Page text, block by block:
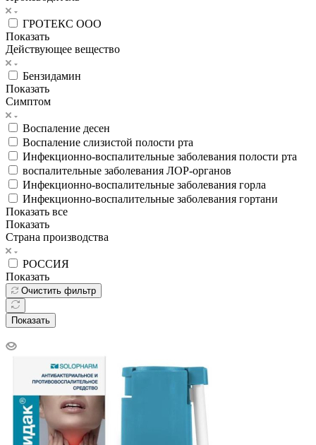
ГРОТЕКС ООО
Показать
Действующее вещество
Бензидамин
Показать
Симптом
Воспаление десен
Воспаление слизистой полости рта
Инфекционно-воспалительные заболевания полости рта
воспалительные заболевания ЛОР-органов
Инфекционно-воспалительные заболевания горла
Инфекционно-воспалительные заболевания гортани
Показать все
Показать
Страна производства
РОССИЯ
Показать
Очистить фильтр
Показать